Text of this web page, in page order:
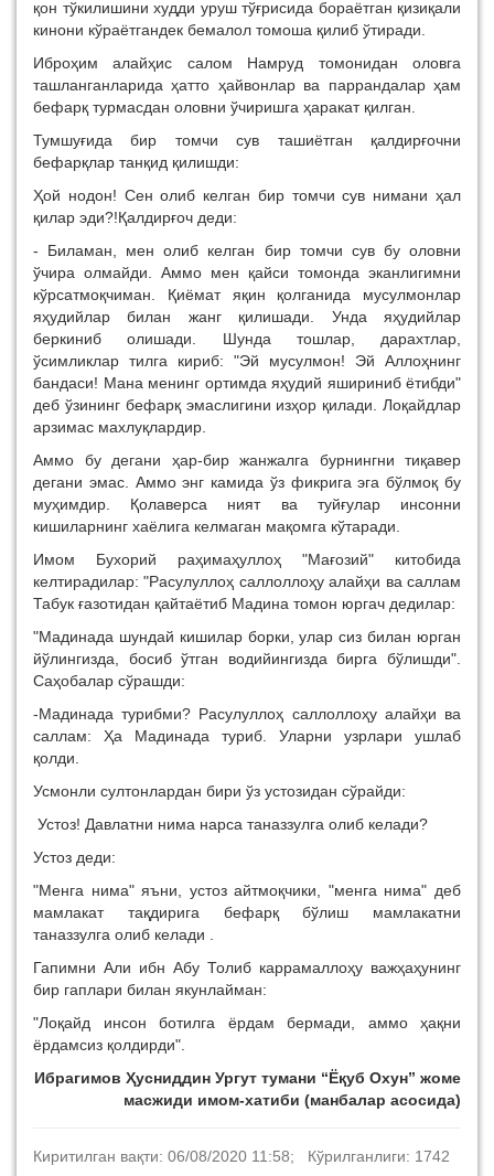
қон тўкилишини худди уруш тўғрисида бораётган қизиқали
кинони кўраётгандек бемалол томоша қилиб ўтиради.
Иброҳим алайҳис салом Намруд томонидан оловга
ташланганларида ҳатто ҳайвонлар ва паррандалар ҳам
бефарқ турмасдан оловни ўчиришга ҳаракат қилган.
Тумшуғида бир томчи сув ташиётган қалдирғочни
бефарқлар танқид қилишди:
Ҳой нодон! Сен олиб келган бир томчи сув нимани ҳал
қилар эди?!Қалдирғоч деди:
- Биламан, мен олиб келган бир томчи сув бу оловни
ўчира олмайди. Аммо мен қайси томонда эканлигимни
кўрсатмоқчиман. Қиёмат яқин қолганида мусулмонлар
яҳудийлар билан жанг қилишади. Унда яҳудийлар
беркиниб олишади. Шунда тошлар, дарахтлар,
ўсимликлар тилга кириб: "Эй мусулмон! Эй Аллоҳнинг
бандаси! Мана менинг ортимда яҳудий яшириниб ётибди"
деб ўзининг бефарқ эмаслигини изҳор қилади. Лоқайдлар
арзимас махлуқлардир.
Аммо бу дегани ҳар-бир жанжалга бурнингни тиқавер
дегани эмас. Аммо энг камида ўз фикрига эга бўлмоқ бу
муҳимдир. Қолаверса ният ва туйғулар инсонни
кишиларнинг хаёлига келмаган мақомга кўтаради.
Имом Бухорий раҳимаҳуллоҳ "Мағозий" китобида
келтирадилар: "Расулуллоҳ саллоллоҳу алайҳи ва саллам
Табук ғазотидан қайтаётиб Мадина томон юргач дедилар:
"Мадинада шундай кишилар борки, улар сиз билан юрган
йўлингизда, босиб ўтган водийингизда бирга бўлишди".
Саҳобалар сўрашди:
-Мадинада турибми? Расулуллоҳ саллоллоҳу алайҳи ва
саллам: Ҳа Мадинада туриб. Уларни узрлари ушлаб
қолди.
Усмонли султонлардан бири ўз устозидан сўрайди:
Устоз! Давлатни нима нарса таназзулга олиб келади?
Устоз деди:
"Менга нима" яъни, устоз айтмоқчики, "менга нима" деб
мамлакат тақдирига бефарқ бўлиш мамлакатни
таназзулга олиб келади .
Гапимни Али ибн Абу Толиб каррамаллоҳу важҳаҳунинг
бир гаплари билан якунлайман:
"Лоқайд инсон ботилга ёрдам бермади, аммо ҳақни
ёрдамсиз қолдирди".
Ибрагимов Ҳусниддин Ургут тумани “Ёқуб Охун” жоме
масжиди имом-хатиби (манбалар асосида)
Киритилган вақти: 06/08/2020 11:58; Кўрилганлиги: 1742